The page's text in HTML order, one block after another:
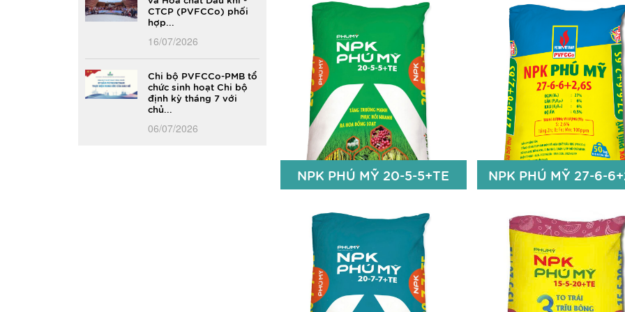
CTCP (PVFCCo) phối
hợp...
16/07/2026
Chi bộ PVFCCo-PMB tổ
chức sinh hoạt Chi bộ
định kỳ tháng 7 với
chủ...
06/07/2026
NPK PHÚ MỸ 16-8-8+TE
16% N
8% P 2O5
Fe: 50 ppm; Bo: 50 ppm
Chi tiết
NPK PHÚ MỸ 16-8-
16% N
8% P2O5
16% K2O
13% S
Zn+Bo 100ppm
Chi
NPK PHÚ MỸ 20-5-5+TE
NPK PHÚ MỸ 20-5-5+TE
20% N
5% P O
5% K2
NPK PHÚ MỸ 27-6-
NPK PHÚ MỸ 27-6-
27% N
6% P2O5
6 % K2O